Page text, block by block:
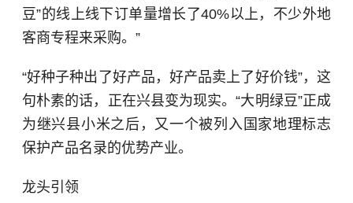
豆”的线上线下订单量增长了40%以上，不少外地
客商专程来采购。”
“好种子种出了好产品，好产品卖上了好价钱”，这
句朴素的话，正在兴县变为现实。“大明绿豆”正成
为继兴县小米之后，又一个被列入国家地理标志
保护产品名录的优势产业。
龙头引领